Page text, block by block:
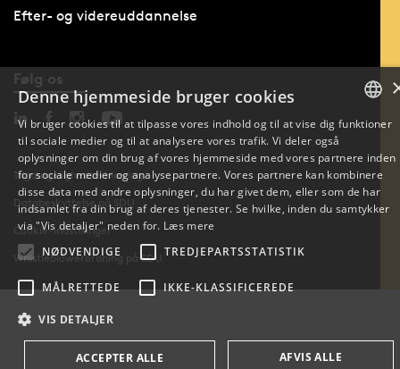
Efter- og videreuddannelse
Følg os
Tilgængelighedserklæring
Databeskyttelse på SDU
Cookie-indstillinger
Whistleblowerordning på SDU
ENGLISH
Denne hjemmeside bruger cookies
Vi bruger cookies til at tilpasse vores indhold og til at vise dig funktioner
til sociale medier og til at analysere vores trafik. Vi deler også
oplysninger om din brug af vores hjemmeside med vores partnere inden
for sociale medier og analysepartnere. Vores partnere kan kombinere
disse data med andre oplysninger, du har givet dem, eller som de har
indsamlet fra din brug af deres tjenester. Se hvilke, inden du samtykker
via "Vis detaljer" neden for. Læs mere
NØDVENDIGE
TREDJEPARTSSTATISTIK
MÅLRETTEDE IKKE-KLASSIFICEREDE
VIS DETALJER
ACCEPTER ALLE AFVIS ALLE